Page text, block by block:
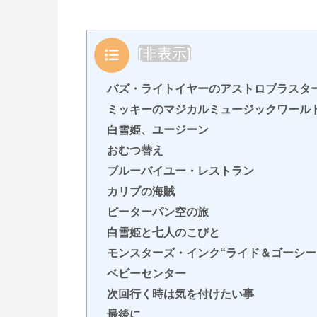
目次 [非表示]
バズ・ライトイヤーのアストロブラスタ
ミッキーのマジカルミュージックワール
白雪姫、ユージーン
おむつ替え
ブルーバイユー・レストラン
カリブの海賊
ピーターパン空の旅
白雪姫と七人のこびと
モンスターズ・インク“ライド＆ゴーシー
ベビーセンター
次回行く時は気を付けたい事
最後に